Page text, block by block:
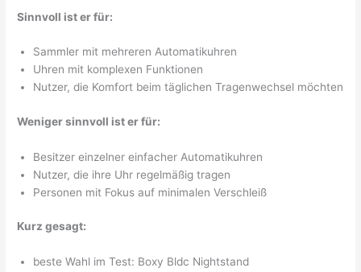
Sinnvoll ist er für:
Sammler mit mehreren Automatikuhren
Uhren mit komplexen Funktionen
Nutzer, die Komfort beim täglichen Tragenwechsel möchten
Weniger sinnvoll ist er für:
Besitzer einzelner einfacher Automatikuhren
Nutzer, die ihre Uhr regelmäßig tragen
Personen mit Fokus auf minimalen Verschleiß
Kurz gesagt:
beste Wahl im Test: Boxy Bldc Nightstand